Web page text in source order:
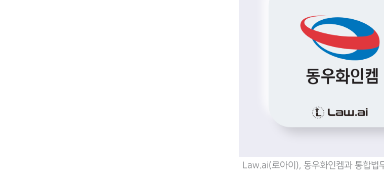
Law.ai(로아이), 동우화인켐과 통합법